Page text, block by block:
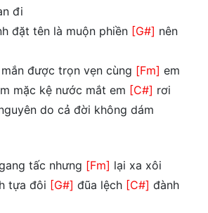
đi
đặt tên là muộn phiền [G#] nên
mắn được trọn vẹn cùng [Fm] em
mặc kệ nước mắt em [C#] rơi
do cả đời không dám
tấc nhưng [Fm] lại xa xôi
tựa đôi [G#] đũa lệch [C#] đành